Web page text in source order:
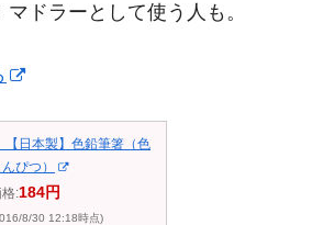
ドラーとして使う人も。
日本製】色鉛筆箸（色
んぴつ）
:184円
8/30 12:18時点)